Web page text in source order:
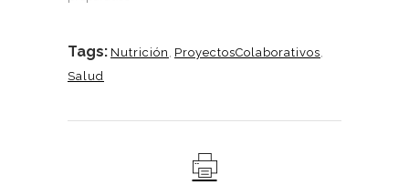
Tags: Nutrición ProyectosColaborativos
Salud